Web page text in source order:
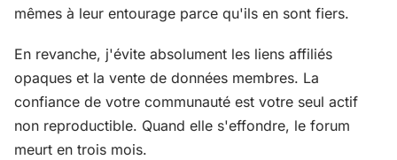
mêmes à leur entourage parce qu'ils en sont fiers.
En revanche, j'évite absolument les liens affiliés
opaques et la vente de données membres. La
confiance de votre communauté est votre seul actif
non reproductible. Quand elle s'effondre, le forum
meurt en trois mois.